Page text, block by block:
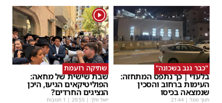
"כבר גנב בשכונה"
בלעדי | כך נתפס המתחזה:
העימות ברחוב והסכין
שנמצאה בכיסו
חנוך פוגל |
21:44
1
שתיקה רועמת
שבת שישית של מחאה:
הפוליטיקאים הגיעו, היכן
הנציגים החרדים?
יואל וולך |
20:55 | 1 תגובות